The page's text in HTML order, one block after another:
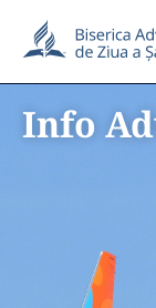
Info